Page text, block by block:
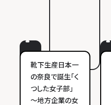
靴下生産日本一
の奈良で誕生「く
つした女子部」
～地方企業の女